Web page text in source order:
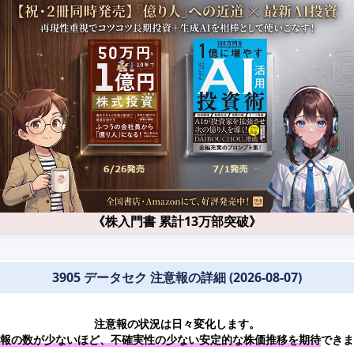
《株入門書 累計13万部突破》
3905 データセク 注意報の詳細 (2026-08-07)
注意報の状況は日々変化します。
の数が少ないほど、不確実性の少ない安定的な株価推移を期待でき